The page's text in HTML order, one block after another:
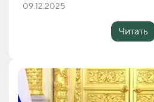
09.12.2025
Читать